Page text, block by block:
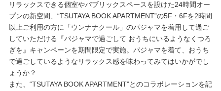
企業情報
SNSアカウント一覧
プレゼント・キャンペーン
リラックスできる個室やパブリックスペースを設けた24時間オー
プンの新空間、“TSUTAYA BOOK APARTMENT”の5F・6Fを2時間
以上ご利用の方に「ウンナナクール」のパジャマを着用して過ご
していただける『パジャマで過ごして おうちにいるようなくつろ
ぎを』キャンペーンを期間限定で実施。パジャマを着て、おうち
で過ごしているようなリラックス感を味わってみてはいかがでし
ょうか？
また、“TSUTAYA BOOK APARTMENT”とのコラボレーションを記